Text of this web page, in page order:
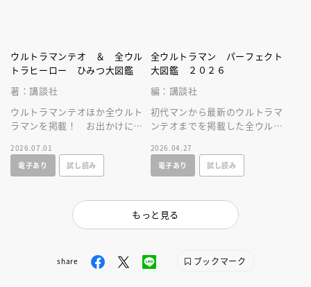
ウルトラマンテオ ＆ 全ウル
トラヒーロー ひみつ大図鑑
著：講談社
ウルトラマンテオほか全ウルト
ラマンを掲載！ お出かけに便
ルトラヒーロのすべてが分か
る！
2026.07.01
電子あり
試し読み
全ウルトラマン パーフェクト
大図鑑 ２０２６
編：講談社
初代マンから最新のウルトラマ
ンテオまでを掲載した全ウルト
訂版。必殺技やプロフィールを
大公開！
2026.04.27
電子あり
試し読み
もっと見る
share ブックマーク